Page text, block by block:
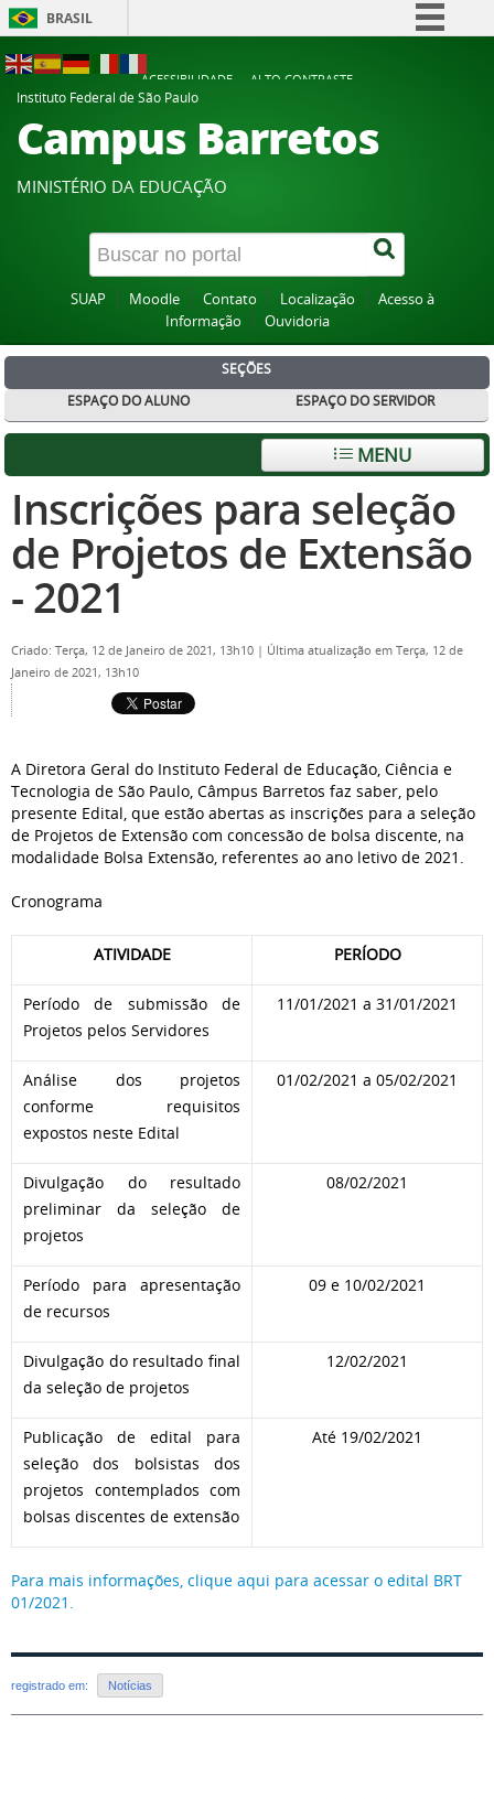
BRASIL
Participe
Acesso à informação
Canais
ACESSIBILIDADE
ALTO CONTRASTE
Instituto Federal de São Paulo
Campus Barretos
MINISTÉRIO DA EDUCAÇÃO
SUAP Moodle Contato Localização
Acesso à
Informação
Ouvidoria
SEÇÕES
ESPAÇO DO ALUNO
ESPAÇO DO SERVIDOR
MENU
Inscrições para seleção
de Projetos de Extensão
- 2021
Criado: Terça, 12 de Janeiro de 2021, 13h10 | Última atualização em Terça, 12 de
Janeiro de 2021, 13h10
A Diretora Geral do Instituto Federal de Educação, Ciência e
Tecnologia de São Paulo, Câmpus Barretos faz saber, pelo
presente Edital, que estão abertas as inscrições para a seleção
de Projetos de Extensão com concessão de bolsa discente, na
modalidade Bolsa Extensão, referentes ao ano letivo de 2021.
Cronograma
ATIVIDADE PERÍODO
Período de submissão de
Projetos pelos Servidores
11/01/2021 a 31/01/2021
Análise dos projetos
conforme requisitos
expostos neste Edital
01/02/2021 a 05/02/2021
Divulgação do resultado
preliminar da seleção de
projetos
08/02/2021
Período para apresentação
de recursos
09 e 10/02/2021
Divulgação do resultado final
da seleção de projetos
12/02/2021
Publicação de edital para
seleção dos bolsistas dos
projetos contemplados com
bolsas discentes de extensão
Até 19/02/2021
Para mais informações, clique aqui para acessar o edital BRT
01/2021.
registrado em: Notícias